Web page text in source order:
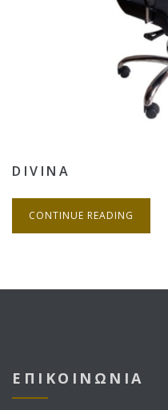
DIVINA
CONTINUE READING
ΕΠΙΚΟΙΝΩΝΙΑ